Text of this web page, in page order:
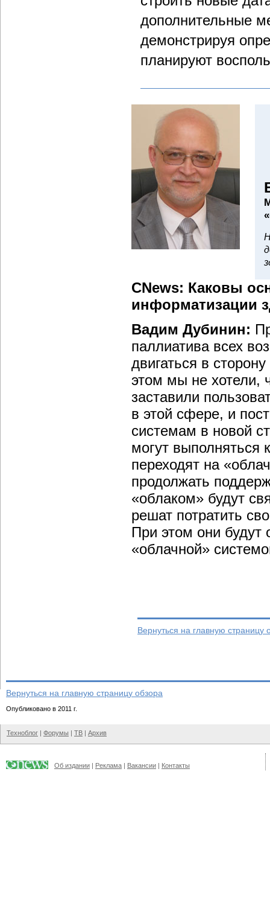
дополнительные
демонстрируя
планируют
CNews: Каковы
информатизации
Вадим Дубинин:
паллиатива всех
двигаться в
этом мы не хотели,
заставили
в этой сфере, и
системам в новой
могут выполняться
переходят на
продолжать
«облаком» будут
решат потратить
При этом они будут
«облачной»
Вернуться на главную страницу
Вернуться на главную страницу обзора
Опубликовано в 2011 г.
Техноблог | Форумы | ТВ | Архив
Об издании | Реклама | Вакансии | Контакты